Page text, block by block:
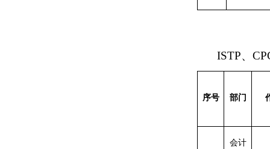
ISTP、
序号 部门
会计